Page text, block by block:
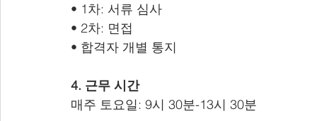
• 1차: 서류 심사
• 2차: 면접
• 합격자 개별 통지
4. 근무 시간
매주 토요일: 9시 30분-13시 30분